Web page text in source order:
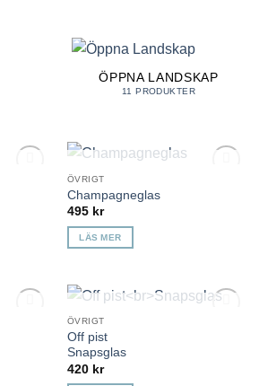
ÖPPNA LANDSKAP
11 PRODUKTER
ÖVRIGT
Champagneglas
495 kr
LÄS MER
ÖVRIGT
Off pist
Snapsglas
420 kr